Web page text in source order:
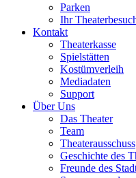
Parken
Ihr
Kontakt
Theaterkasse
Spielstätten
Kostümverleih
Mediadaten
Support
Über Uns
Das Theater
Team
Theaterausschuss
Geschichte des
Freunde des